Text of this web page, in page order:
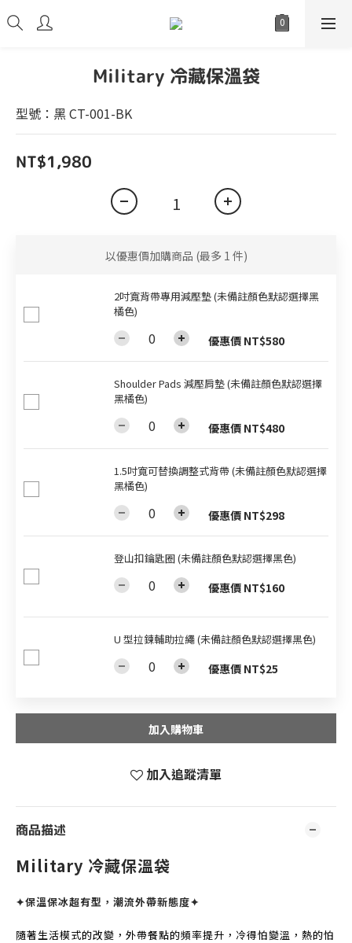
Military 冷藏保溫袋
型號：黑 CT-001-BK
NT$1,980
以優惠價加購商品 (最多 1 件)
2吋寬背帶專用減壓墊 (未備註顏色默認選擇黑
橘色)
優惠價 NT$580
Shoulder Pads 減壓肩墊 (未備註顏色默認選擇
黑橘色)
優惠價 NT$480
1.5吋寬可替換調整式背帶 (未備註顏色默認選擇
黑橘色)
優惠價 NT$298
登山扣鑰匙圈 (未備註顏色默認選擇黑色)
優惠價 NT$160
U 型拉鍊輔助拉繩 (未備註顏色默認選擇黑色)
優惠價 NT$25
加入購物車
加入追蹤清單
商品描述
Military 冷藏保溫袋
✦保溫保冰超有型，潮流外帶新態度✦
隨著生活模式的改變，外帶餐點的頻率提升，冷得怕變溫，熱的怕